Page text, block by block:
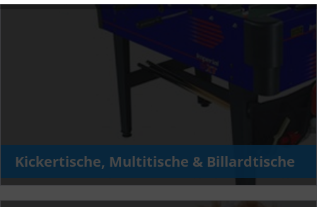
Kickertische, Multitische & Billardtische